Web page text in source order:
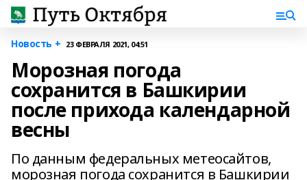
Новость + 23 ФЕВРАЛЯ 2021, 04:51
Морозная погода
сохранится в Башкирии
после прихода календарной
весны
По данным федеральных метеосайтов,
морозная погода сохранится в Башкирии